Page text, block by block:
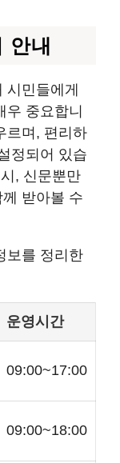
안내
민들에게
중요합니
르며, 편리하
정되어 있습
, 신문뿐만
받아볼 수
보를 정리한
운영시간
09:00~17:00
09:00~18:00